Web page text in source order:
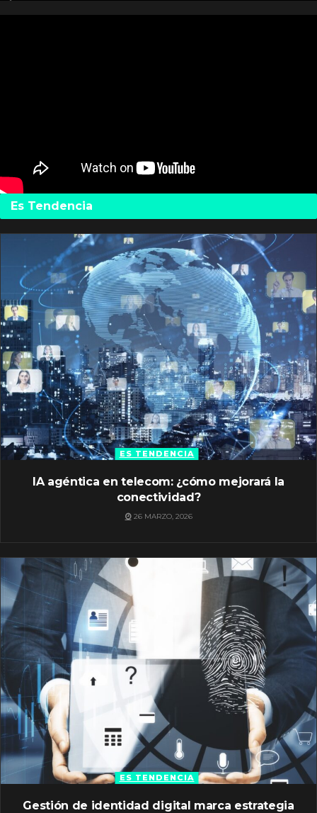
Es Tendencia
ES TENDENCIA
IA agéntica en telecom: ¿cómo mejorará la
conectividad?
26 MARZO, 2026
ES TENDENCIA
Gestión de identidad digital marca estrategia